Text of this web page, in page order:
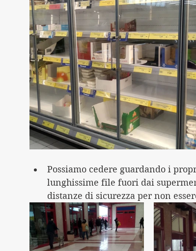
Possiamo cedere guardando i
lunghissime file fuori dai
distanze di sicurezza per non